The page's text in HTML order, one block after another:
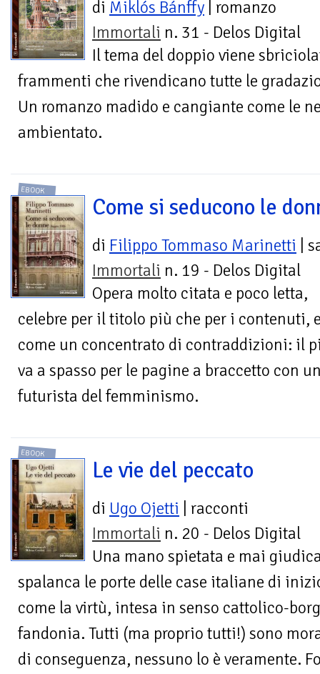
di Miklós Bánffy | romanzo
Immortali n. 31 - Delos Digital
Il tema del doppio viene
frammenti che rivendicano tutte le
Un romanzo madido e cangiante come le
ambientato.
EBOOK
Come si seducono le
di Filippo Tommaso Marinetti |
Immortali n. 19 - Delos Digital
Opera molto citata e poco letta,
celebre per il titolo più che per i contenuti,
come un concentrato di contraddizioni: il
va a spasso per le pagine a braccetto con
futurista del femminismo.
EBOOK
Le vie del peccato
di Ugo Ojetti | racconti
Immortali n. 20 - Delos Digital
Una mano spietata e mai
spalanca le porte delle case italiane di
come la virtù, intesa in senso cattolico-
fandonia. Tutti (ma proprio tutti!) sono
di conseguenza, nessuno lo è veramente.